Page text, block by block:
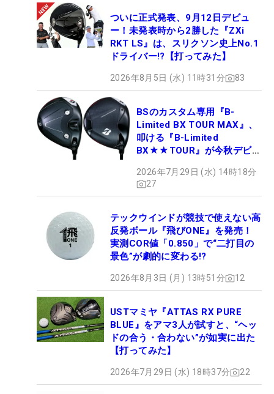
ついに正式発表、9月12日デビュ
ー！未発表時から2勝した『ZXi
RKT LS』は、スリクソン史上No.1
ドライバー!?【打ってみた】
2026年8月5日 (水) 11時31分 83
BSのカスタム専用『B-
Limited BX TOUR MAX』、
叩ける『B-Limited
BX★★TOUR』が今秋デビュ
2026年7月29日 (水) 14時18分
27
テックウインドが競技で使えない高
反発ボール『飛びONE』を発売！
実測COR値「0.850」で“二打目の
景色”が劇的に変わる!?
2026年8月3日 (月) 13時51分 12
USTマミヤ『ATTAS RX PURE
BLUE』をアマ3人が試すと、“ヘッ
ドの合う・合わない”が如実に出た
【打ってみた】
2026年7月29日 (水) 18時37分 22